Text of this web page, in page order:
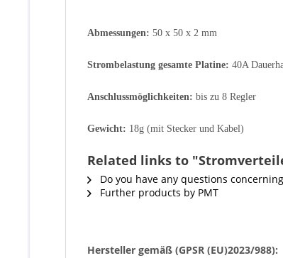
Abmessungen: 50 x 50 x 2 mm
Strombelastung gesamte Platine: 40A
Anschlussmöglichkeiten: bis zu 8 Regler
Gewicht: 18g (mit Stecker und Kabel)
Related links to
Do you have any questions
Further products by PMT
Hersteller gemäß (GPSR (EU)2023/988):